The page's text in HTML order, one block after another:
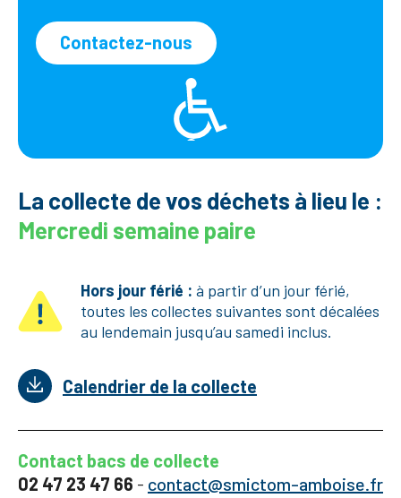
Contactez-nous
La collecte de vos déchets à lieu le :
Mercredi semaine paire
Hors jour férié : à partir d’un jour férié,
toutes les collectes suivantes sont décalées
au lendemain jusqu’au samedi inclus.
Calendrier de la collecte
Contact bacs de collecte
02 47 23 47 66 - contact@smictom-amboise.fr